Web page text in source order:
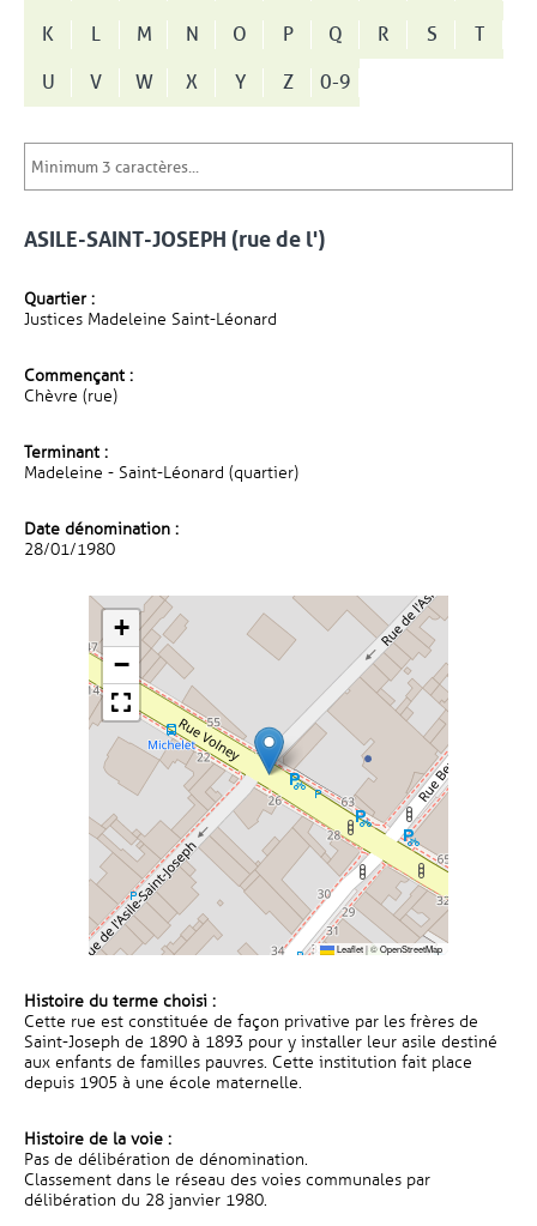
K
L M N O P Q R S
T
U
V W X Y Z 0-9
ASILE-SAINT-JOSEPH (rue de l')
Quartier :
Justices Madeleine Saint-Léonard
Commençant :
Chèvre (rue)
Terminant :
Madeleine - Saint-Léonard (quartier)
Date dénomination :
28/01/1980
+
−
Leaflet|©OpenStreetMap
Histoire du terme choisi :
Cette rue est constituée de façon privative par les frères de
Saint-Joseph de 1890 à 1893 pour y installer leur asile destiné
aux enfants de familles pauvres. Cette institution fait place
depuis 1905 à une école maternelle.
Histoire de la voie :
Pas de délibération de dénomination.
Classement dans le réseau des voies communales par
délibération du 28 janvier 1980.